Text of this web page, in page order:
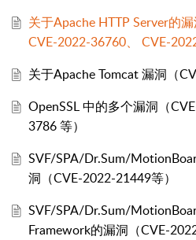
关于Apache HTTP Server的
CVE-2022-36760、 CVE-
关于Apache Tomcat 漏洞（
OpenSSL 中的多个漏洞（
3786 等）
SVF/SPA/Dr.Sum/
洞（CVE-2022-21449等）
SVF/SPA/Dr.Sum/
Framework的漏洞（CVE-